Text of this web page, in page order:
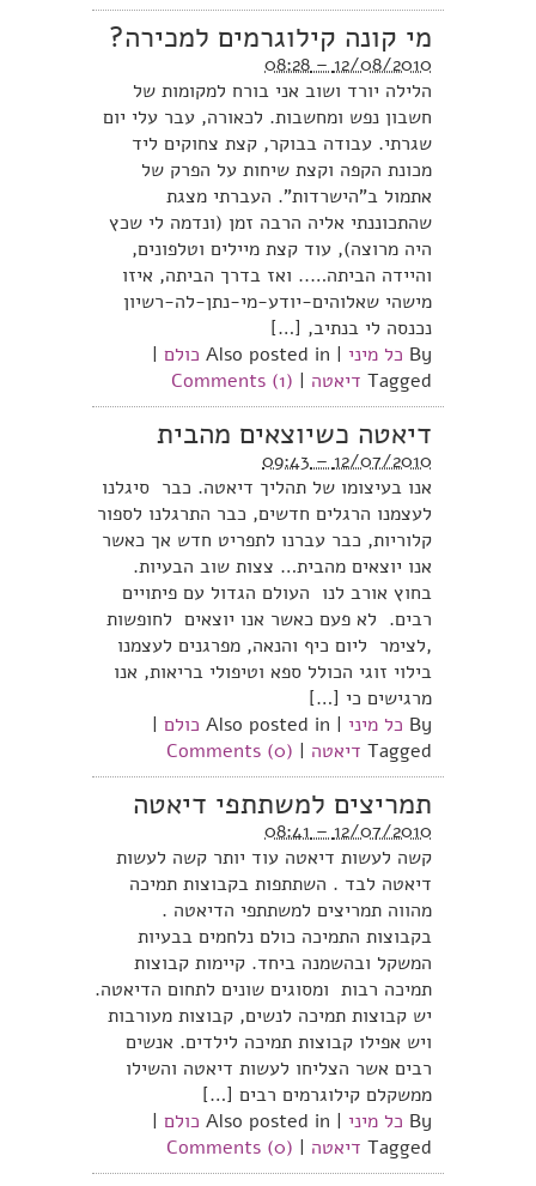
מי קונה קילוגרמים למכירה?
12/08/2010 – 08:28
הלילה יורד ושוב אני בורח למקומות של
חשבון נפש ומחשבות. לכאורה, עבר עלי יום
שגרתי. עבודה בבוקר, קצת צחוקים ליד
מכונת הקפה וקצת שיחות על הפרק של
אתמול ב”הישרדות”. העברתי מצגת
שהתכוננתי אליה הרבה זמן (ונדמה לי שכץ
היה מרוצה), עוד קצת מיילים וטלפונים,
והיידה הביתה….. ואז בדרך הביתה, איזו
מישהי שאלוהים-יודע-מי-נתן-לה-רשיון
נכנסה לי בנתיב, […]
By כל מיני |
Also posted in כולם |
Tagged דיאטה |
Comments (1)
דיאטה כשיוצאים מהבית
12/07/2010 – 09:43
אנו בעיצומו של תהליך דיאטה. כבר סיגלנו
לעצמנו הרגלים חדשים, כבר התרגלנו לספור
קלוריות, כבר עברנו לתפריט חדש אך כאשר
אנו יוצאים מהבית… צצות שוב הבעיות.
בחוץ אורב לנו העולם הגדול עם פיתויים
רבים. לא פעם כאשר אנו יוצאים לחופשות
,לצימר ליום כיף והנאה, מפרגנים לעצמנו
בילוי זוגי הכולל ספא וטיפולי בריאות, אנו
מרגישים כי […]
By כל מיני |
Also posted in כולם |
Tagged דיאטה |
Comments (0)
תמריצים למשתתפי דיאטה
12/07/2010 – 08:41
קשה לעשות דיאטה עוד יותר קשה לעשות
דיאטה לבד . השתתפות בקבוצות תמיכה
מהווה תמריצים למשתתפי הדיאטה .
בקבוצות התמיכה כולם נלחמים בבעיות
המשקל ובהשמנה ביחד. קיימות קבוצות
תמיכה רבות ומסוגים שונים לתחום הדיאטה.
יש קבוצות תמיכה לנשים, קבוצות מעורבות
ויש אפילו קבוצות תמיכה לילדים. אנשים
רבים אשר הצליחו לעשות דיאטה והשילו
ממשקלם קילוגרמים רבים […]
By כל מיני |
Also posted in כולם |
Tagged דיאטה |
Comments (0)